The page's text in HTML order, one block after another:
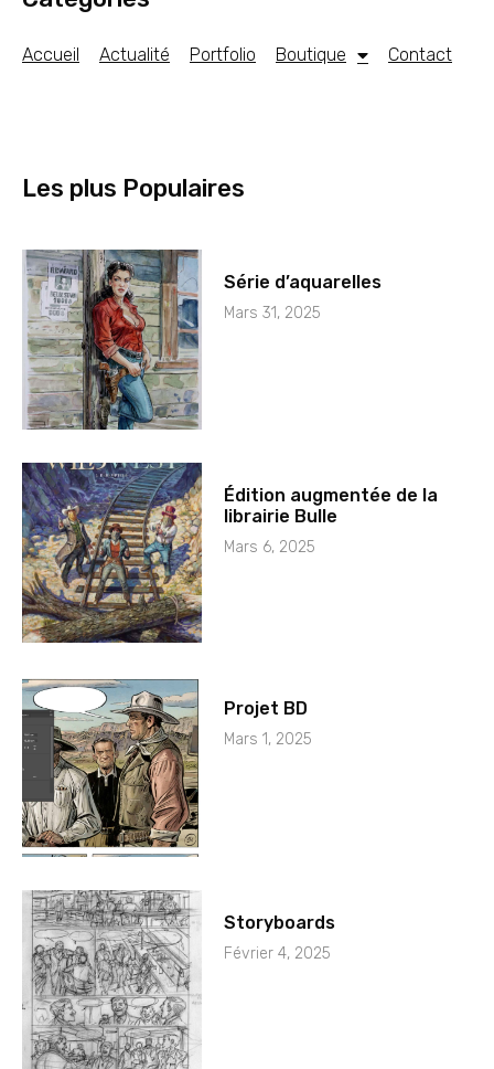
Accueil Actualité Portfolio Boutique Contact
Les plus Populaires
Série d’aquarelles
Mars 31, 2025
Édition augmentée de la
librairie Bulle
Mars 6, 2025
Projet BD
Mars 1, 2025
Storyboards
Février 4, 2025